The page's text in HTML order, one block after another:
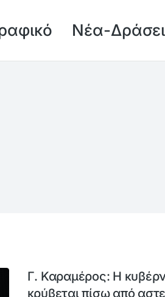
Νέα-
Γ. Καραμέρος: Η
κρύβεται πίσω από